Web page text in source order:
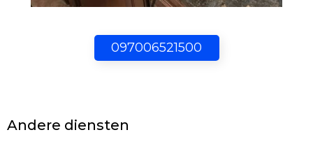
097006521500
Andere diensten